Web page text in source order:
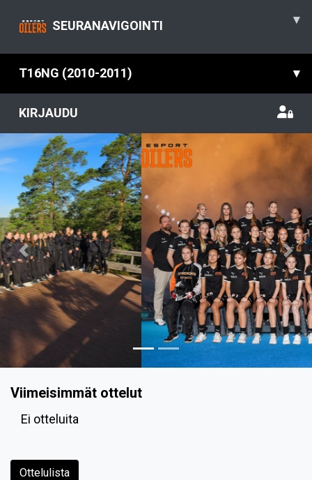
SEURANAVIGOINTI ▾
T16NG (2010-2011) ▾
KIRJAUDU
Previous
Viimeisimmät ottelut
Ei otteluita
Ottelulista